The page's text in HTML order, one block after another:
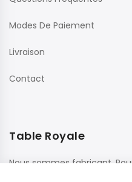
Modes De Paiement
Livraison
Contact
Table Royale
Nous sommes fabricant.